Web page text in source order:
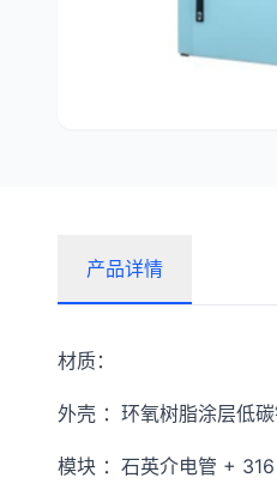
产品详情
材质：
外壳 ：环氧树脂涂层低碳
模块 ：石英介电管 +